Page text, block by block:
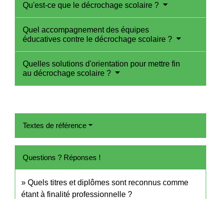
Qu'est-ce que le décrochage scolaire ?
Quel accompagnement des équipes
éducatives contre le décrochage scolaire ?
Quelles solutions d'orientation pour mettre fin
au décrochage scolaire ?
Textes de référence
Questions ? Réponses !
Quels titres et diplômes sont reconnus comme
étant à finalité professionnelle ?